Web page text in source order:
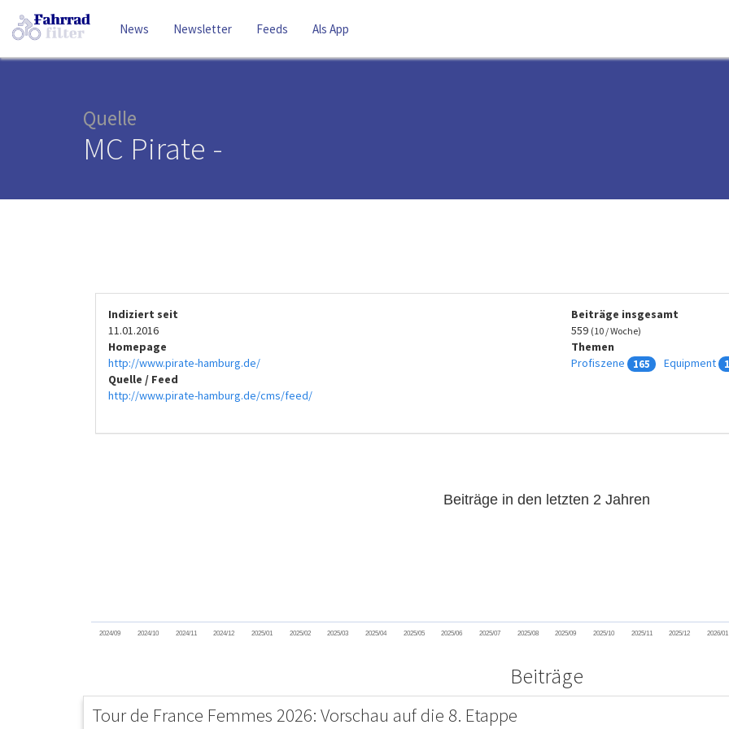
News Newsletter Feeds Als App
Quelle
MC Pirate -
Indiziert seit
11.01.2016
Homepage
http://www.pirate-hamburg.de/
Quelle / Feed
http://www.pirate-hamburg.de/cms/feed/
Beiträge insgesamt
559 (10 / Woche)
Themen
Profiszene
165 Equipment
Beiträge in den letzten 2 Jahren
2024/09 2024/10 2024/11 2024/12 2025/01 2025/02 2025/03 2025/04 2025/05 2025/06 2025/07 2025/08 2025/09 2025/10 2025/11 2025/12 2026/01
Beiträge
Tour de France Femmes 2026: Vorschau auf die 8. Etappe